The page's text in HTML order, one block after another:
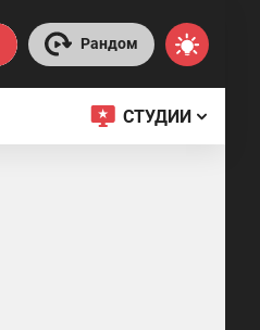
Рандом
СТУДИИ